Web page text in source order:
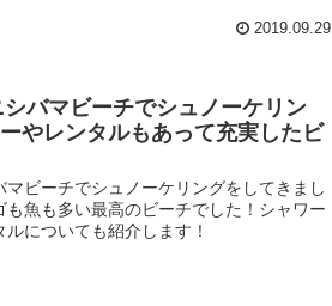
2019.09.29
シバマビーチでシュノーケリン
やレンタルもあって充実したビ
ビーチでシュノーケリングをしてきまし
魚も多い最高のビーチでした！シャワー
についても紹介します！